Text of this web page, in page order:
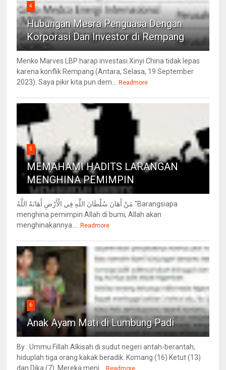
4
Hubungan Mesra Penguasa Dengan
Korporasi Dan Investor di Rempang
Menko Marves LBP harap investasi Xinyi China tidak lepas
karena konflik Rempang (Antara, Selasa, 19 September
2023). Saya pikir kita pun dem...
Readmore
5
MEMAHAMI HADITS LARANGAN
MENGHINA PEMIMPIN
مَنْ أَهَانَ سُلْطَانَ اللَّهِ فِي الْأَرْضِ أَهَانَهُ اللَّهُ "Barangsiapa
menghina pemimpin Allah di bumi, Allah akan
menghinakannya....
Readmore
6
Anak Ayam Mati di Lumbung Padi
By : Ummu Fillah Alkisah di sudut negeri antah-berantah,
hiduplah tiga orang kakak beradik. Komang (16) Ketut (13)
dan Dika (7). Mereka menj...
Readmore